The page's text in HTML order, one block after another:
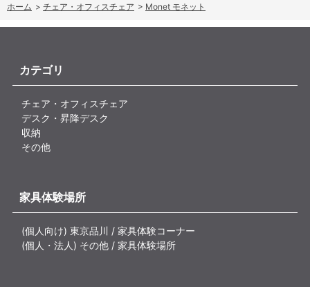
ホーム > チェア・オフィスチェア > Monet モネット
カテゴリ
チェア・オフィスチェア
デスク・昇降デスク
収納
その他
家具体験場所
(個人向け) 東京品川 / 家具体験コーナー
(個人・法人) その他 / 家具体験場所